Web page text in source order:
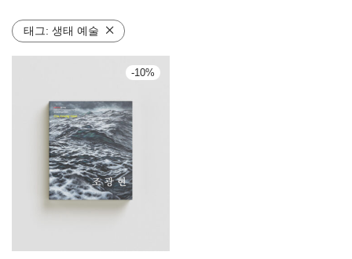
태그: 생태 예술
-10%